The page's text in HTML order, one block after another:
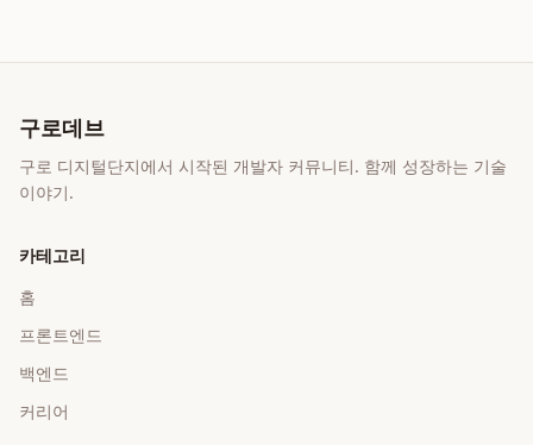
구로데브
구로 디지털단지에서 시작된 개발자 커뮤니티. 함께 성장하는 기술
이야기.
카테고리
홈
프론트엔드
백엔드
커리어